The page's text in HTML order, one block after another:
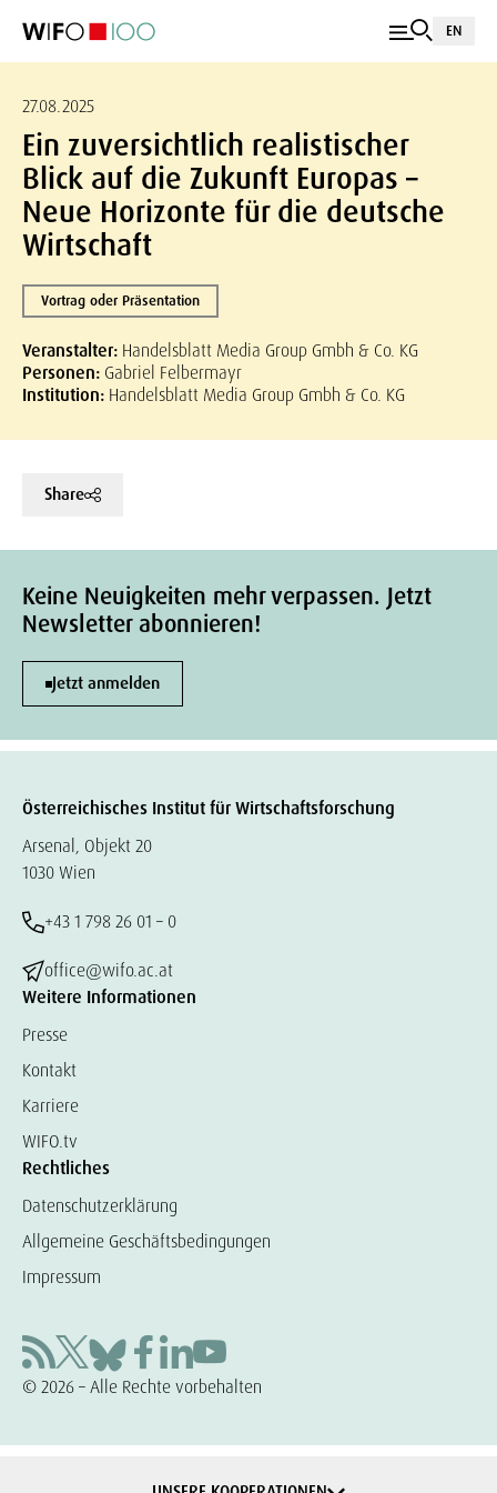
EN
27.08.2025
Ein zuversichtlich realistischer
Blick auf die Zukunft Europas –
Neue Horizonte für die deutsche
Wirtschaft
Vortrag oder Präsentation
Veranstalter: Handelsblatt Media Group Gmbh & Co. KG
Personen: Gabriel Felbermayr
Institution: Handelsblatt Media Group Gmbh & Co. KG
Share
Keine Neuigkeiten mehr verpassen. Jetzt
Newsletter abonnieren!
Jetzt anmelden
Österreichisches Institut für Wirtschaftsforschung
Arsenal, Objekt 20
1030 Wien
+43 1 798 26 01 – 0
office@wifo.ac.at
Weitere Informationen
Presse
Kontakt
Karriere
WIFO.tv
Rechtliches
Datenschutzerklärung
Allgemeine Geschäftsbedingungen
Impressum
© 2026 – Alle Rechte vorbehalten